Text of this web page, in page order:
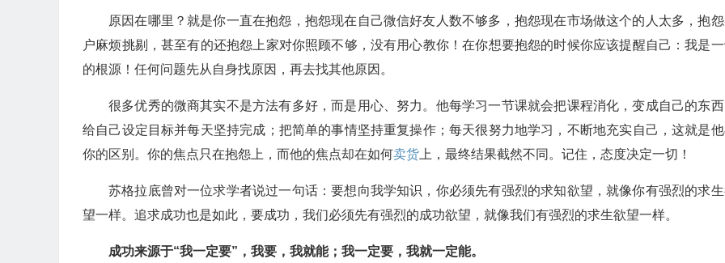
原因在哪里？就是你一直在抱怨，抱怨现在自己微信好友人数不够多，抱怨现在市场做这个的人太多，抱
户麻烦挑剔，甚至有的还抱怨上家对你照顾不够，没有用心教你！在你想要抱怨的时候你应该提醒自己：我是一
的根源！任何问题先从自身找原因，再去找其他原因。
很多优秀的微商其实不是方法有多好，而是用心、努力。他每学习一节课就会把课程消化，变成自己的东西
给自己设定目标并每天坚持完成；把简单的事情坚持重复操作；每天很努力地学习，不断地充实自己，这就是
你的区别。你的焦点只在抱怨上，而他的焦点却在如何卖货 上，最终结果截然不同。记住，态度决定一切！
苏格拉底曾对一位求学者说过一句话：要想向我学知识，你必须先有强烈的求知欲望，就像你有强烈的求
望一样。追求成功也是如此，要成功，我们必须先有强烈的成功欲望，就像我们有强烈的求生欲望一样。
成功来源于“我一定要”，我要，我就能；我一定要，我就一定能。